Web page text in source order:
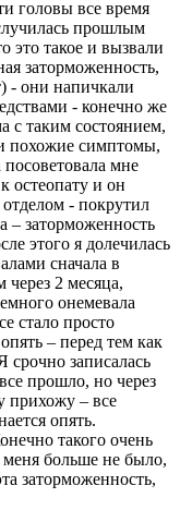
головы все время
прошлым
это такое и вызвали
заторможенность,
- они напичкали
- конечно же
с таким состоянием,
похожие симптомы,
мне
остеопату и он
- покрутил
– заторможенность
этого я долечилась
сначала в
2 месяца,
онемевала
стало просто
– перед тем как
срочно записалась
прошло, но через
прихожу – все
опять.
такого очень
меня больше не было,
заторможенность,